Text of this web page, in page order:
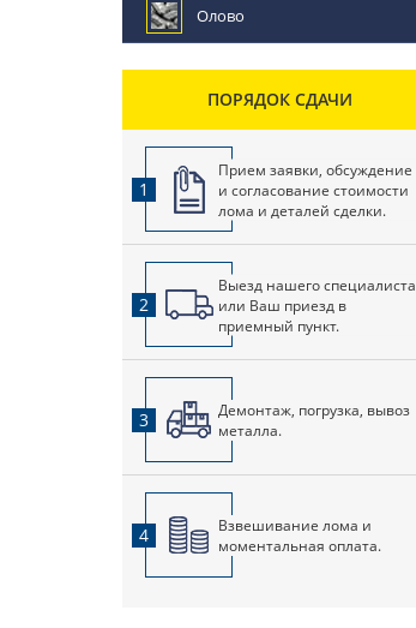
Олово
ПОРЯДОК СДАЧИ
1
Прием заявки, обсуждение
и согласование стоимости
лома и деталей сделки.
2
Выезд нашего специалиста
или Ваш приезд в
приемный пункт.
3
Демонтаж, погрузка, вывоз
металла.
4
Взвешивание лома и
моментальная оплата.